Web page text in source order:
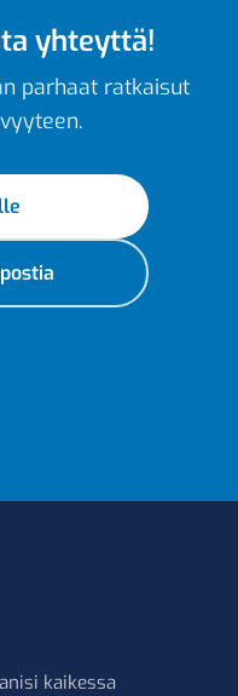
yhteyttä!
parhaat ratkaisut
kaikessa